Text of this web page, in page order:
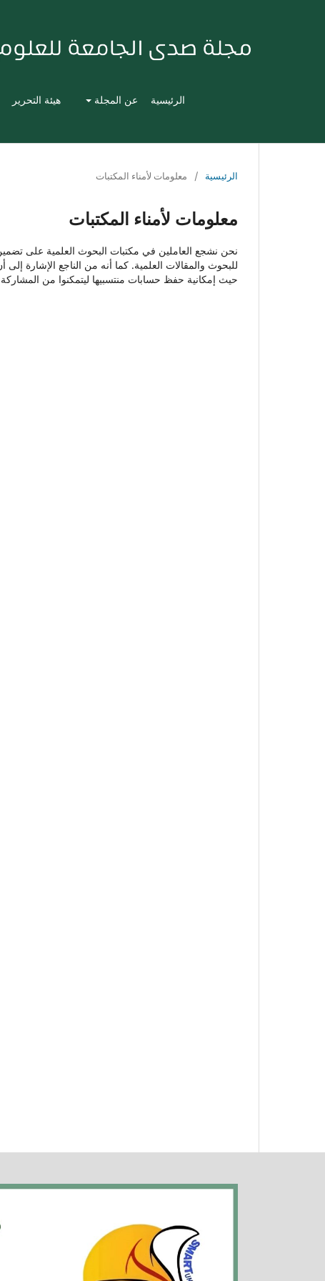
الرئيسية عن المجلة هيئة التحرير
الرئيسية / معلومات لأمناء المكتبات
معلومات لأمناء المكتبات
نحن نشجع العاملين في مكتبات البحوث العلمية على
للبحوث والمقالات العلمية. كما أنه من الناجع الإشارة
حيث إمكانية حفظ حسابات منتسبيها ليتمكنوا من